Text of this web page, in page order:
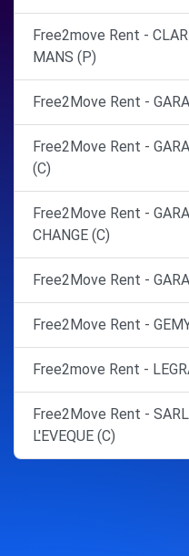
Free2move Rent -
MANS (P)
Free2Move Rent -
Free2Move Rent -
(C)
Free2Move Rent -
CHANGE (C)
Free2Move Rent -
Free2Move Rent -
Free2move Rent -
Free2Move Rent -
L'EVEQUE (C)